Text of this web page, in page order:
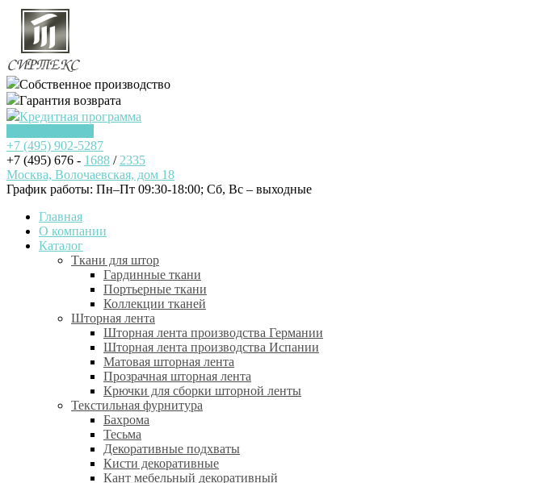
Собственное производство
Гарантия возврата
Кредитная программа
+7 (495) 902-5287
+7 (495) 676 - 1688 / 2335
Москва, Волочаевская, дом 18
График работы: Пн–Пт 09:30-18:00; Cб, Вс – выходные
Главная
О компании
Каталог
Ткани для штор
Гардинные ткани
Портьерные ткани
Коллекции тканей
Шторная лента
Шторная лента производства Германии
Шторная лента производства Испании
Матовая шторная лента
Прозрачная шторная лента
Крючки для сборки шторной ленты
Текстильная фурнитура
Бахрома
Тесьма
Декоративные подхваты
Кисти декоративные
Кант мебельный декоративный